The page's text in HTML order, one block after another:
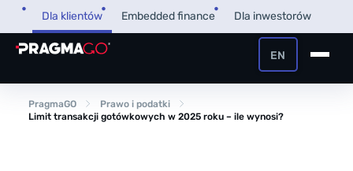
Przejdź
treści
Dla klientów Embedded finance Dla inwestorów
Pożyczka dla firm
EN
+48 32 450 02 22
PragmaGO
Prawo i podatki
Limit transakcji gotówkowych w 2025 roku – ile wynosi?